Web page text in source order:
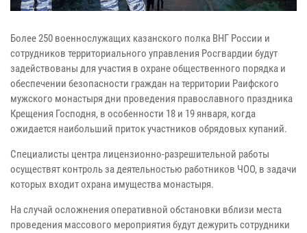
Более 250 военнослужащих казанского полка ВНГ России и
сотрудников территориального управления Росгвардии будут
задействованы для участия в охране общественного порядка и
обеспечении безопасности граждан на территории Раифского
мужского монастыря дни проведения православного праздника
Крещения Господня, в особенности 18 и 19 января, когда
ожидается наибольший приток участников обрядовых купаний.
Специалисты центра лицензионно-разрешительной работы
осуществят контроль за деятельностью работников ЧОО, в задачи
которых входит охрана имущества монастыря.
На случай осложнения оперативной обстановки вблизи места
проведения массового мероприятия будут дежурить сотрудники